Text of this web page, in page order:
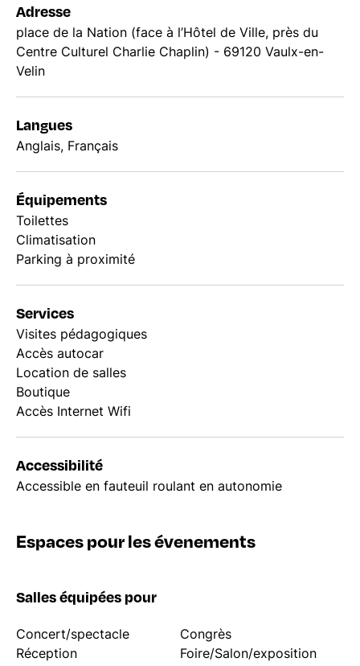
Adresse
place de la Nation (face à l’Hôtel de Ville, près du
Centre Culturel Charlie Chaplin) - 69120 Vaulx-en-
Velin
Langues
Anglais, Français
Équipements
Toilettes
Climatisation
Parking à proximité
Services
Visites pédagogiques
Accès autocar
Location de salles
Boutique
Accès Internet Wifi
Accessibilité
Accessible en fauteuil roulant en autonomie
Espaces pour les évenements
Salles équipées pour
Concert/spectacle
Congrès
Réception
Foire/Salon/exposition